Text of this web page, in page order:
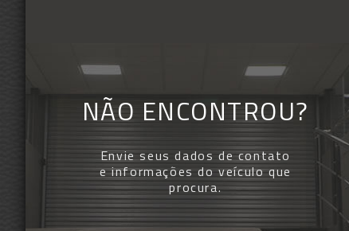
NÃO ENCONTROU?
Envie seus dados de contato
e informações do veículo que
procura.